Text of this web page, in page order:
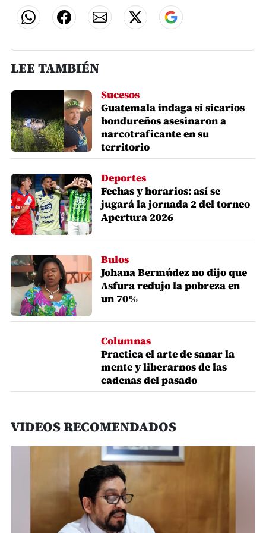
LEE TAMBIÉN
Sucesos
Guatemala indaga si sicarios
hondureños asesinaron a
narcotraficante en su
territorio
Deportes
Fechas y horarios: así se
jugará la jornada 2 del torneo
Apertura 2026
Bulos
Johana Bermúdez no dijo que
Asfura redujo la pobreza en
un 70%
Columnas
Practica el arte de sanar la
mente y liberarnos de las
cadenas del pasado
VIDEOS RECOMENDADOS